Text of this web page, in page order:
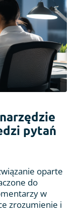
pytań
oparte
do
w
zrozumienie i